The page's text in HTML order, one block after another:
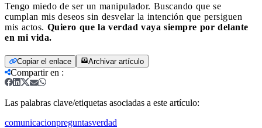
Tengo miedo de ser un manipulador. Buscando que se
cumplan mis deseos sin desvelar la intención que persiguen
mis actos. Quiero que la verdad vaya siempre por delante
en mi vida.
Copiar el enlace Archivar artículo
Compartir en :
Las palabras clave/etiquetas asociadas a este artículo:
comunicacionpreguntasverdad